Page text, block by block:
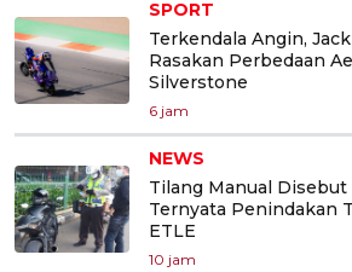
SPORT
Terkendala Angin,
Rasakan Perbedaan
Silverstone
6 jam
NEWS
Tilang Manual Disebut
Ternyata Penindakan
ETLE
10 jam